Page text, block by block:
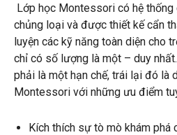
Lớp học Montessori có hệ
chủng loại và được thiết kế cẩn
luyện các kỹ năng toàn diện cho
chỉ có số lượng là một – duy
phải là một hạn chế, trái lại đó là
Montessori với những ưu điểm
Kích thích sự tò mò khám phá